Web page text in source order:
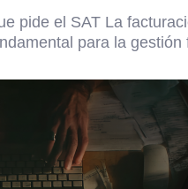
pide el SAT La
para la gestión